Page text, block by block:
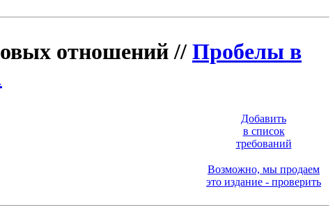
отношений // Пробелы в
Добавить
в список
требований
Возможно, мы продаем
это издание - проверить